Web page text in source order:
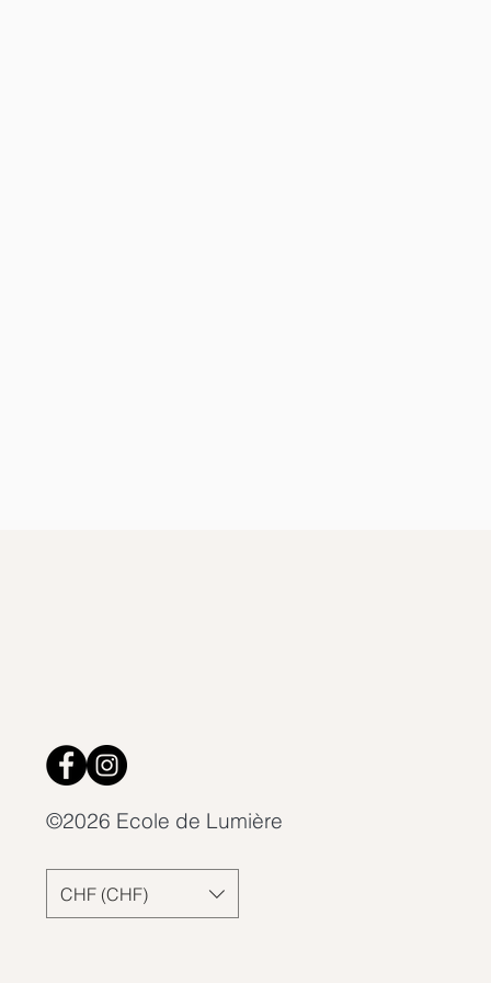
©2026 Ecole de Lumière
CHF (CHF)